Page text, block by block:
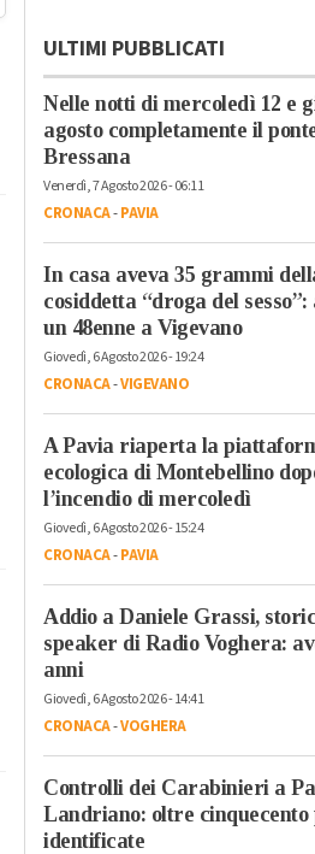
ULTIMI PUBBLICATI
Nelle notti di mercoledì 12 e
agosto completamente il
Bressana
Venerdì, 7 Agosto 2026 - 06:11
CRONACA-PAVIA
In casa aveva 35 grammi
cosiddetta “droga del
un 48enne a Vigevano
Giovedì, 6 Agosto 2026 - 19:24
CRONACA-VIGEVANO
A Pavia riaperta la
ecologica di Montebellino
l’incendio di mercoledì
Giovedì, 6 Agosto 2026 - 15:24
CRONACA-PAVIA
Addio a Daniele Grassi,
speaker di Radio Voghera:
anni
Giovedì, 6 Agosto 2026 - 14:41
CRONACA-VOGHERA
Controlli dei Carabinieri a
Landriano: oltre cinquecento
identificate